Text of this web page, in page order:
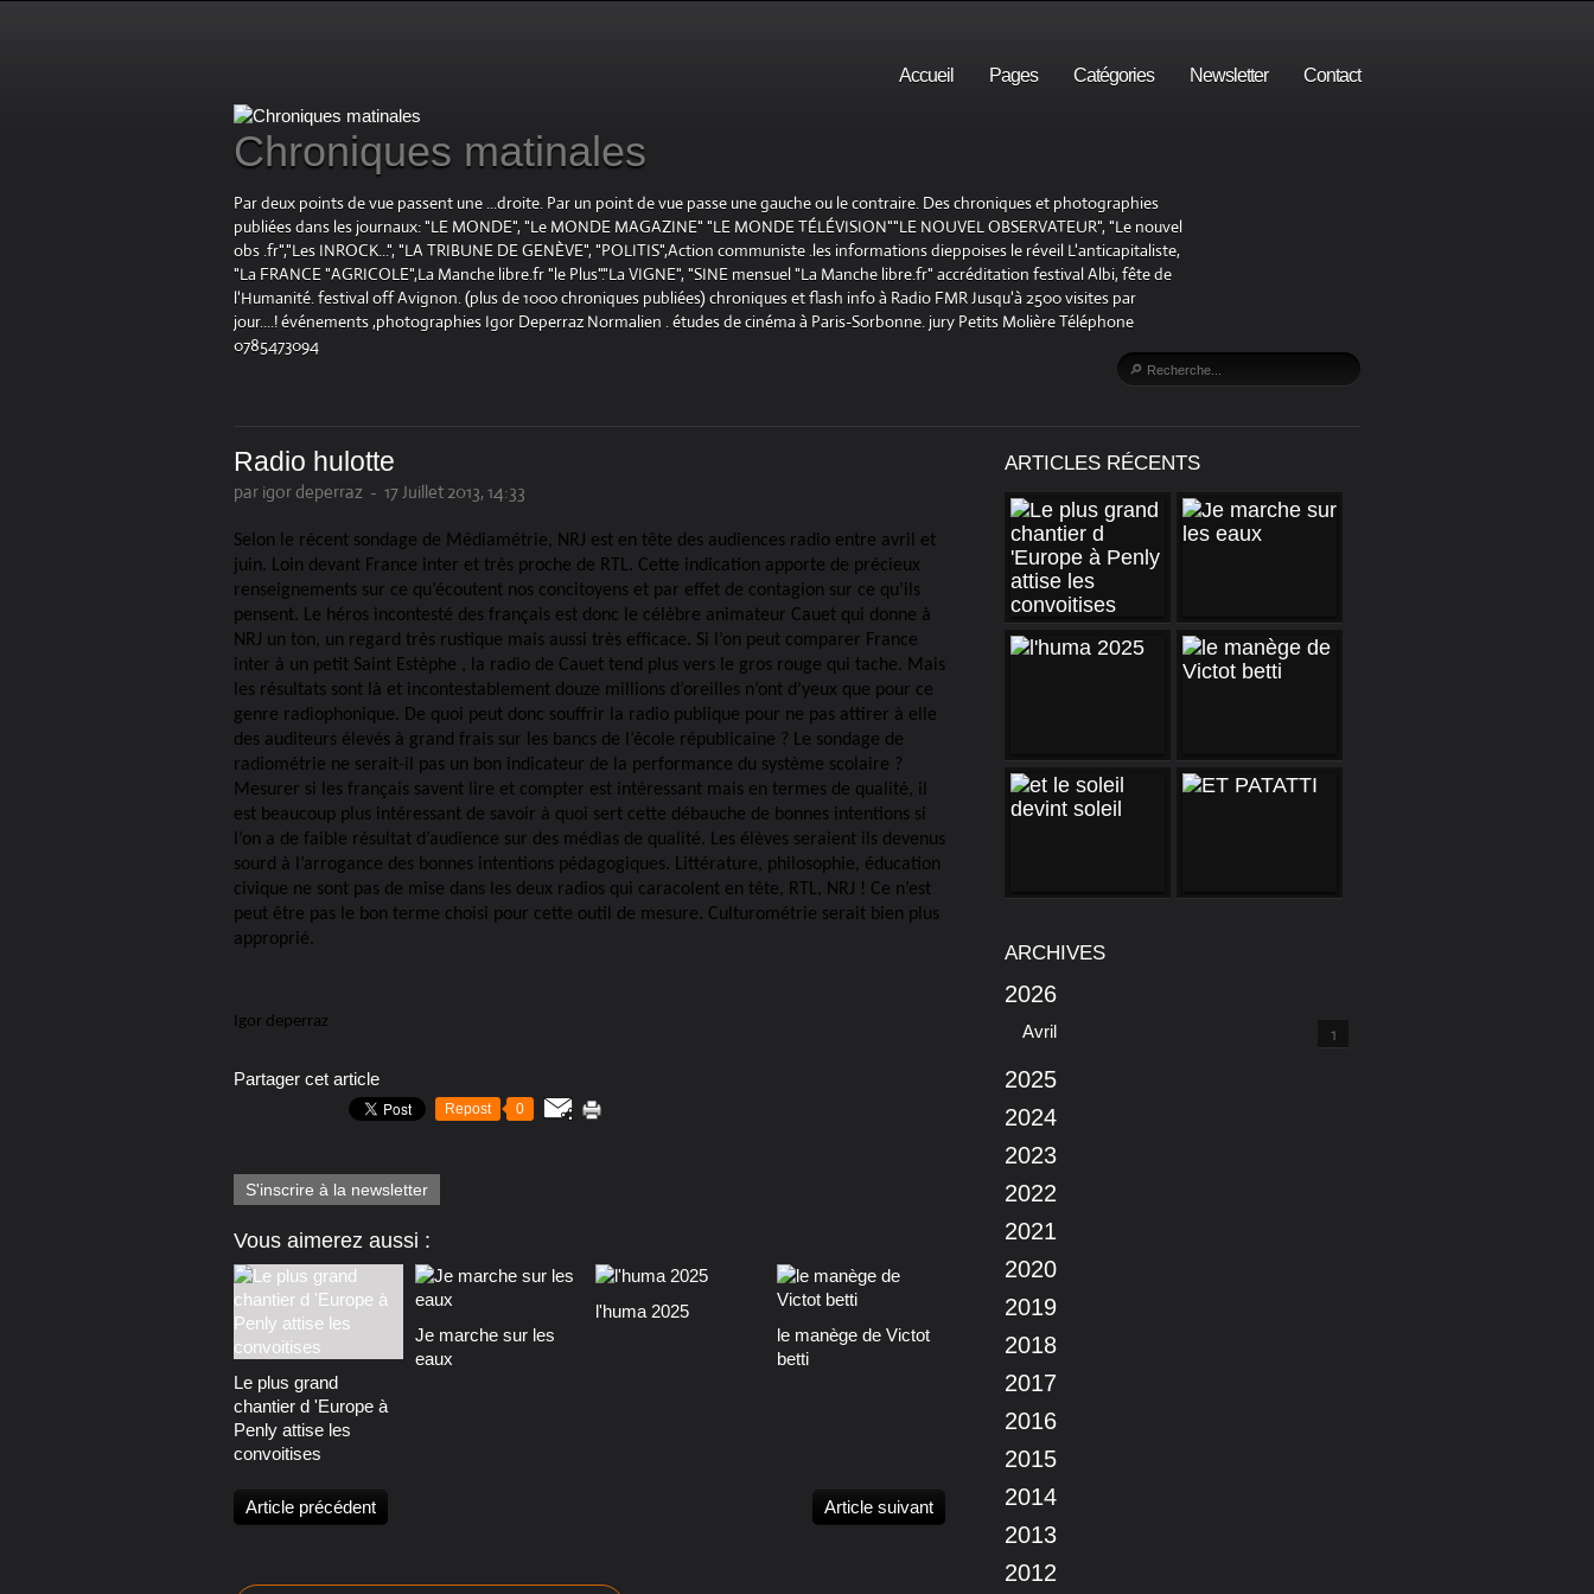
Accueil Pages Catégories Newsletter Contact
Chroniques matinales
Par deux points de vue passent une ...droite. Par un point de vue passe une gauche ou le contraire. Des chroniques et photographies
publiées dans les journaux: "LE MONDE", "Le MONDE MAGAZINE" "LE MONDE TÉLÉVISION""LE NOUVEL OBSERVATEUR", "Le nouvel
obs .fr","Les INROCK...", "LA TRIBUNE DE GENÈVE", "POLITIS",Action communiste .les informations dieppoises le réveil L'anticapitaliste,
"La FRANCE "AGRICOLE",La Manche libre.fr "le Plus"."La VIGNE", "SINE mensuel "La Manche libre.fr" accréditation festival Albi, fête de
l'Humanité. festival off Avignon. (plus de 1000 chroniques publiées) chroniques et flash info à Radio FMR Jusqu'à 2500 visites par
jour....! événements ,photographies Igor Deperraz Normalien . études de cinéma à Paris-Sorbonne. jury Petits Molière Téléphone
0785473094
Radio hulotte
par igor deperraz - 17 Juillet 2013, 14:33
Selon le récent sondage de Médiamétrie, NRJ est en tête des audiences radio entre avril et
juin. Loin devant France inter et très proche de RTL. Cette indication apporte de précieux
renseignements sur ce qu’écoutent nos concitoyens et par effet de contagion sur ce qu’ils
pensent. Le héros incontesté des français est donc le célèbre animateur Cauet qui donne à
NRJ un ton, un regard très rustique mais aussi très efficace. Si l’on peut comparer France
inter à un petit Saint Estèphe , la radio de Cauet tend plus vers le gros rouge qui tache. Mais
les résultats sont là et incontestablement douze millions d’oreilles n’ont d’yeux que pour ce
genre radiophonique. De quoi peut donc souffrir la radio publique pour ne pas attirer à elle
des auditeurs élevés à grand frais sur les bancs de l’école républicaine ? Le sondage de
radiométrie ne serait-il pas un bon indicateur de la performance du système scolaire ?
Mesurer si les français savent lire et compter est intéressant mais en termes de qualité, il
est beaucoup plus intéressant de savoir à quoi sert cette débauche de bonnes intentions si
l’on a de faible résultat d’audience sur des médias de qualité. Les élèves seraient ils devenus
sourd à l’arrogance des bonnes intentions pédagogiques. Littérature, philosophie, éducation
civique ne sont pas de mise dans les deux radios qui caracolent en tête, RTL, NRJ ! Ce n’est
peut être pas le bon terme choisi pour cette outil de mesure. Culturométrie serait bien plus
approprié.
Igor deperraz
Partager cet article
Repost 0
S'inscrire à la newsletter
Vous aimerez aussi :
Le plus grand
chantier d 'Europe à
Penly attise les
convoitises
Je marche sur les
eaux
l'huma 2025
le manège de Victot
betti
Article précédent Article suivant
ARTICLES RÉCENTS
ARCHIVES
2026
Avril 1
2025
2024
2023
2022
2021
2020
2019
2018
2017
2016
2015
2014
2013
2012